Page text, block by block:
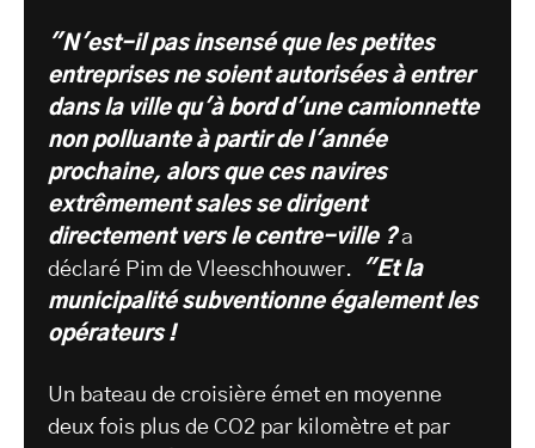
"N'est-il pas insensé que les petites
entreprises ne soient autorisées à entrer
dans la ville qu'à bord d'une camionnette
non polluante à partir de l'année
prochaine, alors que ces navires
extrêmement sales se dirigent
directement vers le centre-ville ?a
déclaré Pim de Vleeschhouwer.
"Et la
municipalité subventionne également les
opérateurs !
Un bateau de croisière émet en moyenne
deux fois plus de CO2 par kilomètre et par